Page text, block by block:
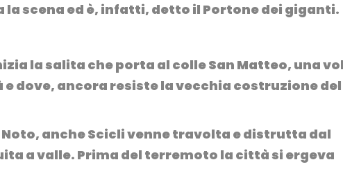
scena ed è, infatti, detto il Portone dei giganti.
la salita che porta al colle San Matteo, una
dove, ancora resiste la vecchia costruzione del
anche Scicli venne travolta e distrutta dal
a valle. Prima del terremoto la città si ergeva